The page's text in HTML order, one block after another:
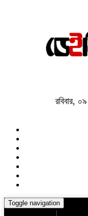
রবিবার,
Toggle navigation